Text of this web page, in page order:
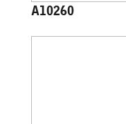
A10260